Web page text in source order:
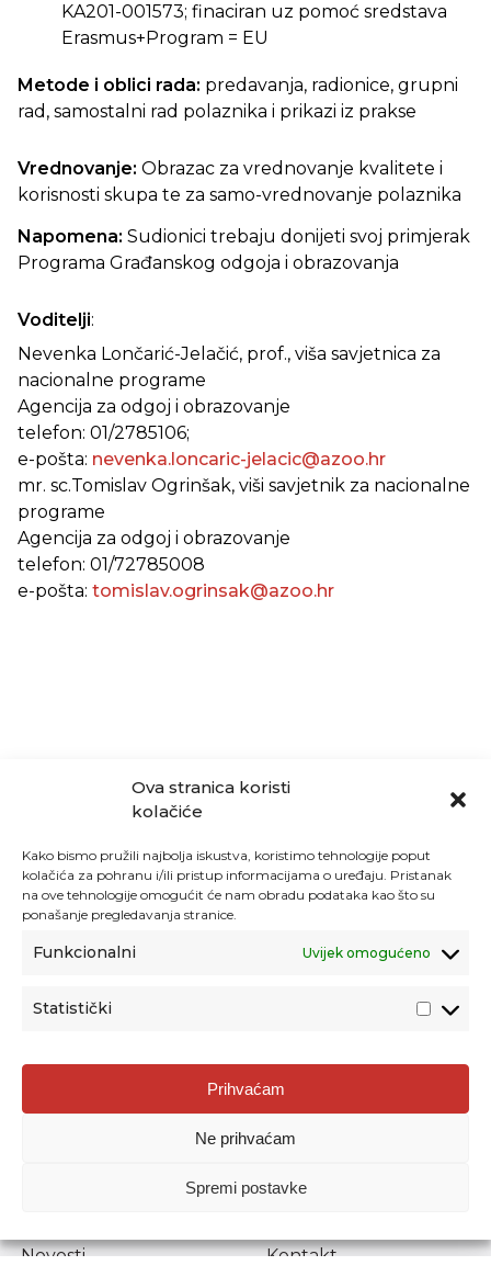
Ova stranica koristi
kolačiće
Kako bismo pružili najbolja iskustva, koristimo tehnologije poput
kolačića za pohranu i/ili pristup informacijama o uređaju. Pristanak
na ove tehnologije omogućit će nam obradu podataka kao što su
ponašanje pregledavanja stranice.
Funkcionalni Uvijek omogućeno
Statistički
Prihvaćam
Ne prihvaćam
Spremi postavke
KA201-001573; finaciran uz pomoć sredstava
Erasmus+Program = EU
Metode i oblici rada: predavanja, radionice, grupni
rad, samostalni rad polaznika i prikazi iz prakse
Vrednovanje: Obrazac za vrednovanje kvalitete i
korisnosti skupa te za samo-vrednovanje polaznika
Napomena: Sudionici trebaju donijeti svoj primjerak
Programa Građanskog odgoja i obrazovanja
Voditelji:
Nevenka Lončarić-Jelačić, prof., viša savjetnica za
nacionalne programe
Agencija za odgoj i obrazovanje
telefon: 01/2785106;
e-pošta: nevenka.loncaric-jelacic@azoo.hr
mr. sc.Tomislav Ogrinšak, viši savjetnik za nacionalne
programe
Agencija za odgoj i obrazovanje
telefon: 01/72785008
e-pošta: tomislav.ogrinsak@azoo.hr
Agencija za odgoj i obrazovanje
Donje Svetice 38, 10000 Zagreb
1778129
Prenošenje sadržaja dopušteno je uz navođenje izvora.
Novosti
Kontakt